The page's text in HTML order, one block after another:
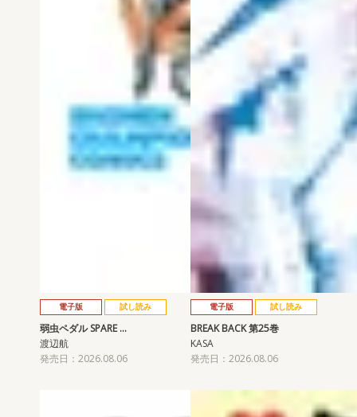
電子版 試し読み
弱虫ペダル SPARE …
渡辺航
発売日：2026.08.06
電子版 試し読み
BREAK BACK 第25巻
KASA
発売日：2026.08.06